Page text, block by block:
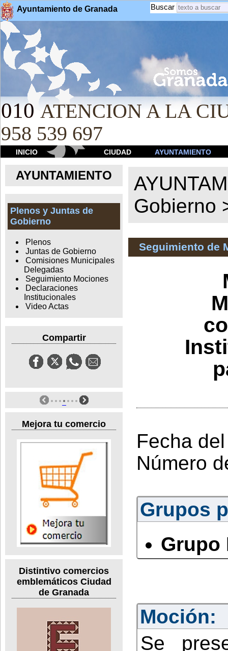
Ayuntamiento de Granada Buscar
010 ATENCION A LA
958 539 697
INICIO CIUDAD AYUNTAMIENTO
AYUNTAMIENTO
Plenos y Juntas de
Gobierno
Plenos
Juntas de Gobierno
Comisiones Municipales
Delegadas
Seguimiento Mociones
Declaraciones
Institucionales
Video Actas
Compartir
Mejora tu comercio
Distintivo comercios
emblemáticos Ciudad
de Granada
Gobierno
Seguimiento de
Fecha
Número
Grupos
Grupo
Moción:
Se